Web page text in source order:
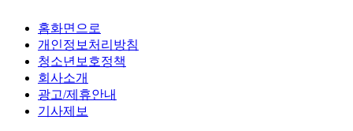
홈화면으로
개인정보처리방침
청소년보호정책
회사소개
광고/제휴안내
기사제보